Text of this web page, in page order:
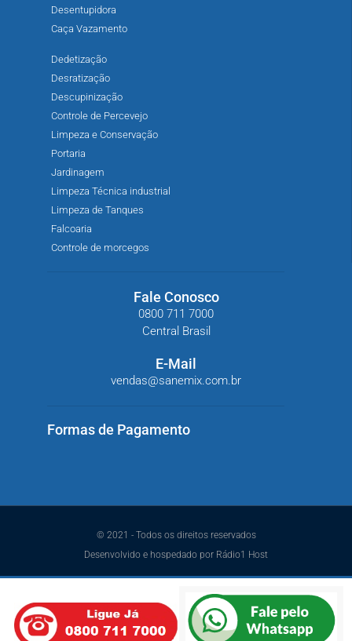
Desentupidora
Caça Vazamento
Dedetização
Desratização
Descupinização
Controle de Percevejo
Limpeza e Conservação
Portaria
Jardinagem
Limpeza Técnica industrial
Limpeza de Tanques
Falcoaria
Controle de morcegos
Fale Conosco
0800 711 7000
Central Brasil
E-Mail
vendas@sanemix.com.br
Formas de Pagamento
© 2021 - Todos os direitos reservados
Desenvolvido e hospedado por Rádio1 Host